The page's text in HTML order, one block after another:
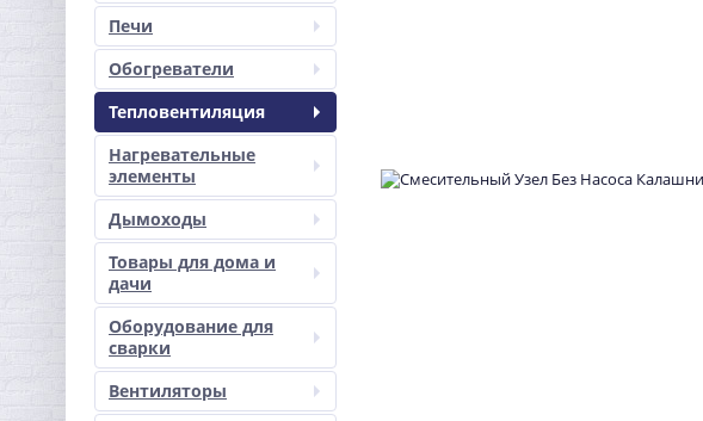
Печи
Обогреватели
Тепловентиляция
Нагревательные
элементы
Дымоходы
Товары для дома и
дачи
Оборудование для
сварки
Вентиляторы